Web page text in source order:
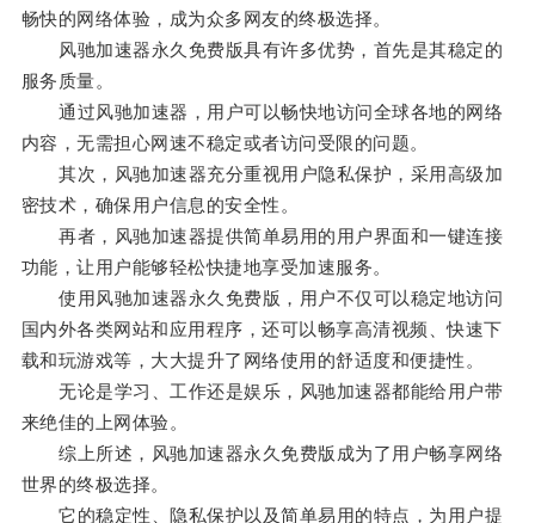
畅快的网络体验，成为众多网友的终极选择。
风驰加速器永久免费版具有许多优势，首先是其稳定的
服务质量。
通过风驰加速器，用户可以畅快地访问全球各地的网络
内容，无需担心网速不稳定或者访问受限的问题。
其次，风驰加速器充分重视用户隐私保护，采用高级加
密技术，确保用户信息的安全性。
再者，风驰加速器提供简单易用的用户界面和一键连接
功能，让用户能够轻松快捷地享受加速服务。
使用风驰加速器永久免费版，用户不仅可以稳定地访问
国内外各类网站和应用程序，还可以畅享高清视频、快速下
载和玩游戏等，大大提升了网络使用的舒适度和便捷性。
无论是学习、工作还是娱乐，风驰加速器都能给用户带
来绝佳的上网体验。
综上所述，风驰加速器永久免费版成为了用户畅享网络
世界的终极选择。
它的稳定性、隐私保护以及简单易用的特点，为用户提